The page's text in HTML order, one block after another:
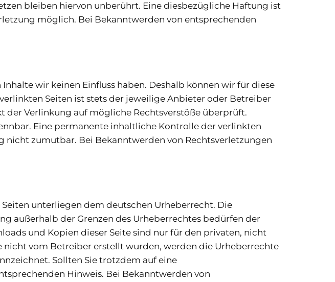
bleiben hiervon unberührt. Eine diesbezügliche Haftung ist
möglich. Bei Bekanntwerden von entsprechenden
wir keinen Einfluss haben. Deshalb können wir für diese
Seiten ist stets der jeweilige Anbieter oder Betreiber
Verlinkung auf mögliche Rechtsverstöße überprüft.
Eine permanente inhaltliche Kontrolle der verlinkten
nicht zumutbar. Bei Bekanntwerden von Rechtsverletzungen
unterliegen dem deutschen Urheberrecht. Die
außerhalb der Grenzen des Urheberrechtes bedürfen der
und Kopien dieser Seite sind nur für den privaten, nicht
vom Betreiber erstellt wurden, werden die Urheberrechte
Sollten Sie trotzdem auf eine
Hinweis. Bei Bekanntwerden von